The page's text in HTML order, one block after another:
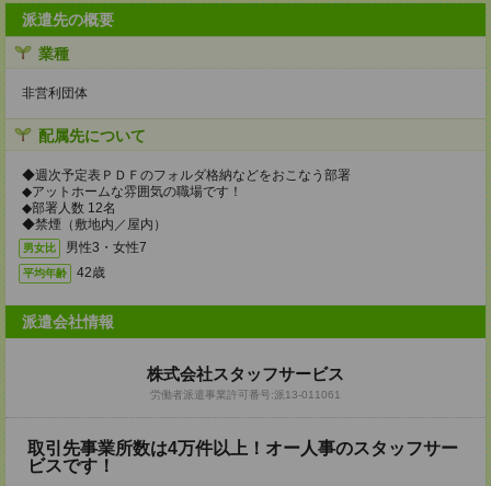
派遣先の概要
業種
非営利団体
配属先について
◆週次予定表ＰＤＦのフォルダ格納などをおこなう部署
◆アットホームな雰囲気の職場です！
◆部署人数 12名
◆禁煙（敷地内／屋内）
男女比 男性3・女性7
平均年齢 42歳
派遣会社情報
株式会社スタッフサービス
労働者派遣事業許可番号:派13-011061
取引先事業所数は4万件以上！オー人事のスタッフサー
ビスです！